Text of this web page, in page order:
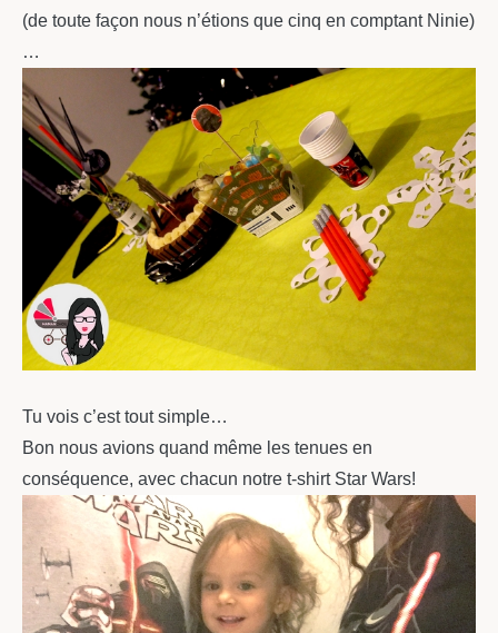
(de toute façon nous n’étions que cinq en comptant Ninie)
…
Tu vois c’est tout simple…
Bon nous avions quand même les tenues en
conséquence, avec chacun notre t-shirt Star Wars!